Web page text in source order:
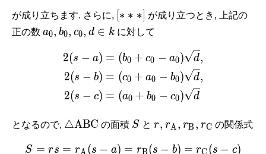
が成り立ちます. さらに, [\ast\ast\ast
]
∗ ∗ ∗
が成り立つとき, 上記の
正の数 a_0,
a0, b_0,
b0, c_0,
c0, d
k
d ∈ k に対して
\begin{aligned} 2(s-a)
2(s − a)
2(s − b)
2(s − c)
= (b0 + c0 − a0) d,
= (c0 + a0 − b0) d,
= (a0 + b0 − c0) d
となるので, \triangle\mathrm{ABC}
△ABC の面積 S
S とr,
r, r_{\mathrm
rA, r_{\mathrm
rB , r_{\mathrm
rC の関係式
S = rs = r_{\mathrm
S = rs = rA(s − a) = rB(s − b) = rC(s − c)